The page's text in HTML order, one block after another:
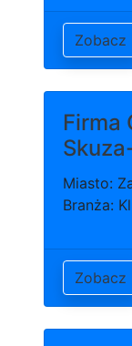
Zobacz
Firma
Miasto:
Branża:
Zobacz